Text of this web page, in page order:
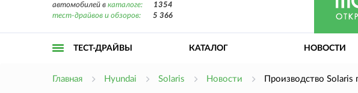
автомобилей в каталоге:
1354
тест-драйвов и обзоров:
5 366
ТЕСТ-ДРАЙВЫ КАТАЛОГ НОВОСТИ
Главная Hyundai Solaris Новости Производство Solaris